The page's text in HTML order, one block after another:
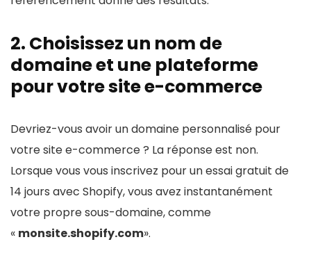
2. Choisissez un nom de
domaine et une plateforme
pour votre site e-commerce
Devriez-vous avoir un domaine personnalisé pour
votre site e-commerce ? La réponse est non.
Lorsque vous vous inscrivez pour un essai gratuit de
14 jours avec Shopify, vous avez instantanément
votre propre sous-domaine, comme
« monsite.shopify.com».